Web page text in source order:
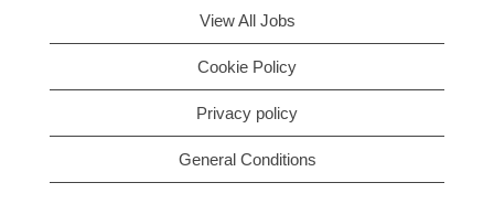
View All Jobs
Cookie Policy
Privacy policy
General Conditions